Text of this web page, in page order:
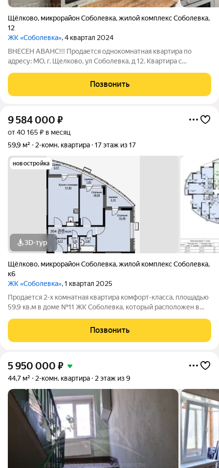
Щёлково, микрорайон Соболевка,жилой комплекс Соболевка,
12
ЖК «Соболевка», 4 квартал 2024
ВНЕСЕН АВАНС!!! Продается однокомнатная квартира по
адресу: МО, г. Щелково, ул Соболевка, д 12. Квартира с
лоджия, расположена на 10 этаже монолитного дома 2025г
постройки. В квартире имеется вся
Позвонить
9 584 000 ₽
от 40 165 ₽ в месяц
59,9 м²
2-комн. квартира 17 этаж из 17
новостройка
3D-тур
Щёлково, микрорайон Соболевка,жилой комплекс Соболевка,
к6
ЖК «Соболевка», 1 квартал 2025
Продается 2-х комнатная квартира комфорт-класса, площадью
59.9 кв.м в доме №11 ЖК Соболевка, который расположен в
Щёлково рядом с парковой зоной.
Позвонить
5 950 000 ₽
44,7 м² 2-комн. квартира 2 этаж из 9